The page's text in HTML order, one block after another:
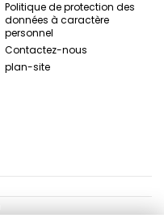
Politique de protection des
données à caractère
personnel
Contactez-nous
plan-site